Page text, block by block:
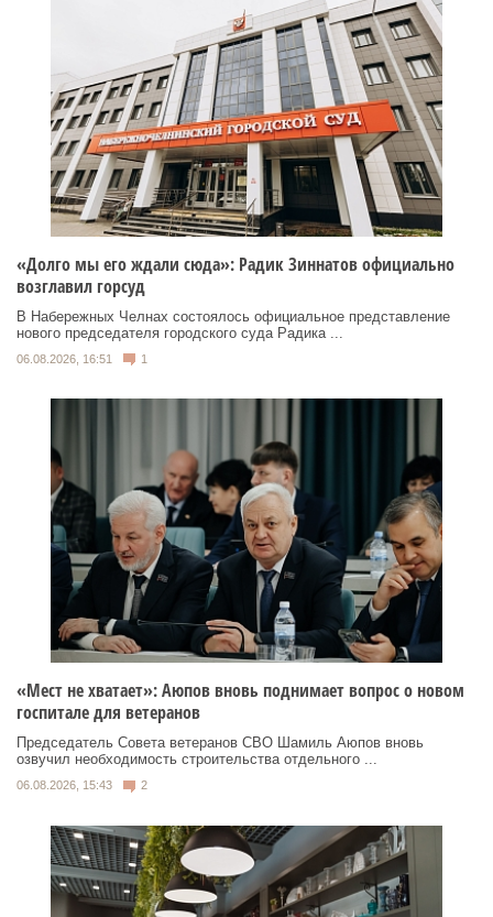
«Долго мы его ждали сюда»: Радик Зиннатов официально
возглавил горсуд
В Набережных Челнах состоялось официальное представление
нового председателя городского суда Радика ...
06.08.2026, 16:51 1
«Мест не хватает»: Аюпов вновь поднимает вопрос о новом
госпитале для ветеранов
Председатель Совета ветеранов СВО Шамиль Аюпов вновь
озвучил необходимость строительства отдельного ...
06.08.2026, 15:43 2